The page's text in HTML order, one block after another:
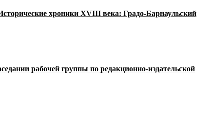
хроники XVIII века: Градо-Барнаульский
рабочей группы по редакционно-издательской